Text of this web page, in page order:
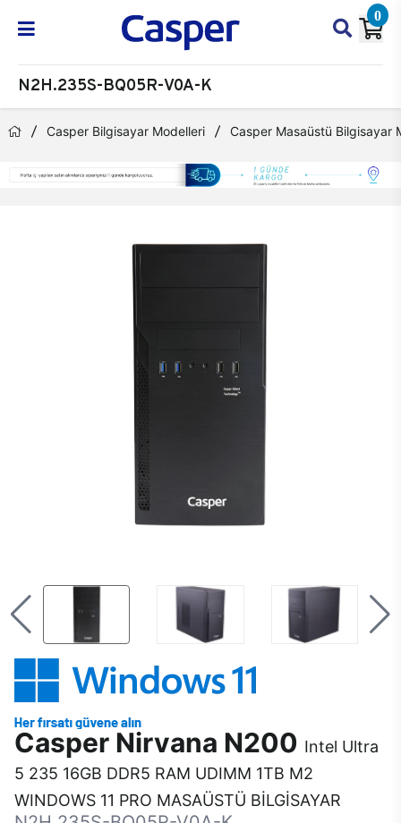
0
N2H.235S-BQ05R-V0A-K
Casper Bilgisayar Modelleri Casper Masaüstü Bilgisayar
Casper Nirvana N200 Intel Ultra
5 235 16GB DDR5 RAM UDIMM 1TB M2
WINDOWS 11 PRO MASAÜSTÜ BİLGİSAYAR